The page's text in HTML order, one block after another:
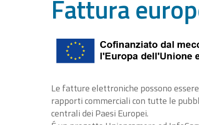
Fattura
Le fatture elettroniche possono
rapporti commerciali con tutte le
centrali dei Paesi Europei.